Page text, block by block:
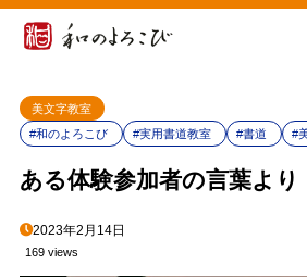
美文字教室
#和のよろこび
#実用書道教室 #書道 #
ある体験参加者の言葉より
2023年2月14日
169 views